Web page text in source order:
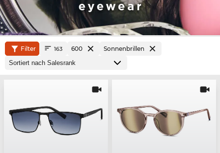
Filter 163 600 Sonnenbrillen